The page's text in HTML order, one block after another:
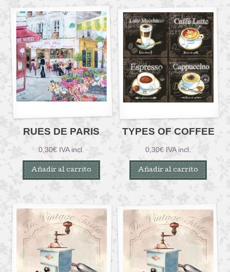
RUES DE PARIS
0,30€ IVA incl.
Añadir al carrito
TYPES OF COFFEE
0,30€ IVA incl.
Añadir al carrito